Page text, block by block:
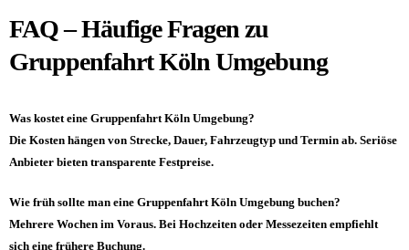
FAQ – Häufige Fragen zu
Gruppenfahrt Köln Umgebung
Was kostet eine Gruppenfahrt Köln Umgebung?
Die Kosten hängen von Strecke, Dauer, Fahrzeugtyp und Termin ab. Seriöse
Anbieter bieten transparente Festpreise.
Wie früh sollte man eine Gruppenfahrt Köln Umgebung buchen?
Mehrere Wochen im Voraus. Bei Hochzeiten oder Messezeiten empfiehlt
sich eine frühere Buchung.